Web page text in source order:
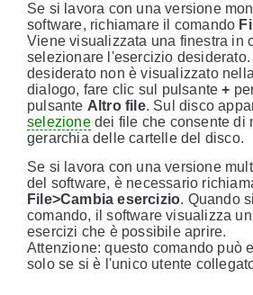
Se si lavora con una versione
software, richiamare il comando
Viene visualizzata una finestra in
selezionare l'esercizio
desiderato non è visualizzato
dialogo, fare clic sul pulsante+
pulsante Altro file. Sul disco
selezionedei file che consente di
gerarchia delle cartelle del disco.
Se si lavora con una versione
del software, è necessario
File>Cambia esercizio. Quando
comando, il software visualizza
esercizi che è possibile aprire.
Attenzione: questo comando può
solo se si è l'unico utente